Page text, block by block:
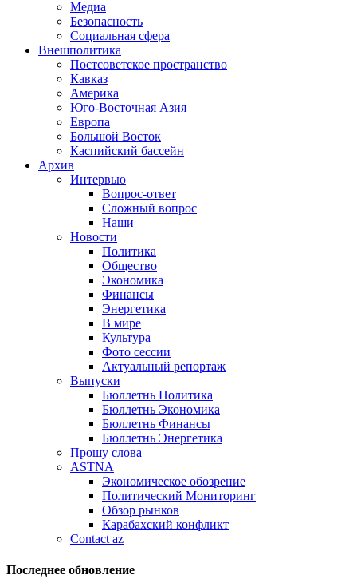
Медиа
Безопасность
Социальная сфера
Внешполитика
Постсоветское пространство
Кавказ
Америка
Юго-Восточная Азия
Европа
Большой Восток
Каспийский бассейн
Архив
Интервью
Вопрос-ответ
Сложный вопрос
Наши
Новости
Политика
Общество
Экономика
Финансы
Энергетика
В мире
Культура
Фото сессии
Актуальный репортаж
Выпуски
Бюллетнь Политика
Бюллетнь Экономика
Бюллетнь Финансы
Бюллетнь Энергетика
Прошу слова
ASTNA
Экономическое обозрение
Политический Мониторинг
Обзор рынков
Карабахский конфликт
Contact az
Последнее обновление